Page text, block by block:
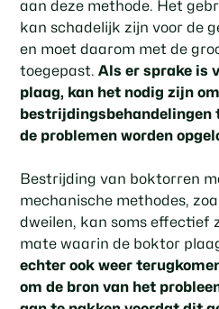
aan deze methode. Het
kan schadelijk zijn voor de
en moet daarom met de
toegepast.Als er sprake is
plaag, kan het nodig zijn
bestrijdingsbehandelingen
de problemen worden
Bestrijding van boktorren
mechanische methodes,
dweilen, kan soms effectief
mate waarin de boktor
echter ook weer
om de bron van het